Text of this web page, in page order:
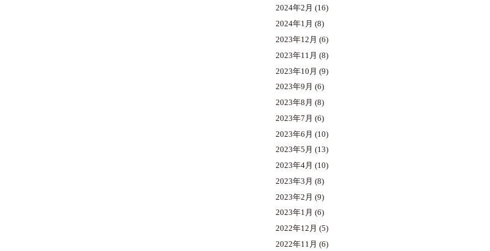
2024年2月 (16)
2024年1月 (8)
2023年12月 (6)
2023年11月 (8)
2023年10月 (9)
2023年9月 (6)
2023年8月 (8)
2023年7月 (6)
2023年6月 (10)
2023年5月 (13)
2023年4月 (10)
2023年3月 (8)
2023年2月 (9)
2023年1月 (6)
2022年12月 (5)
2022年11月 (6)